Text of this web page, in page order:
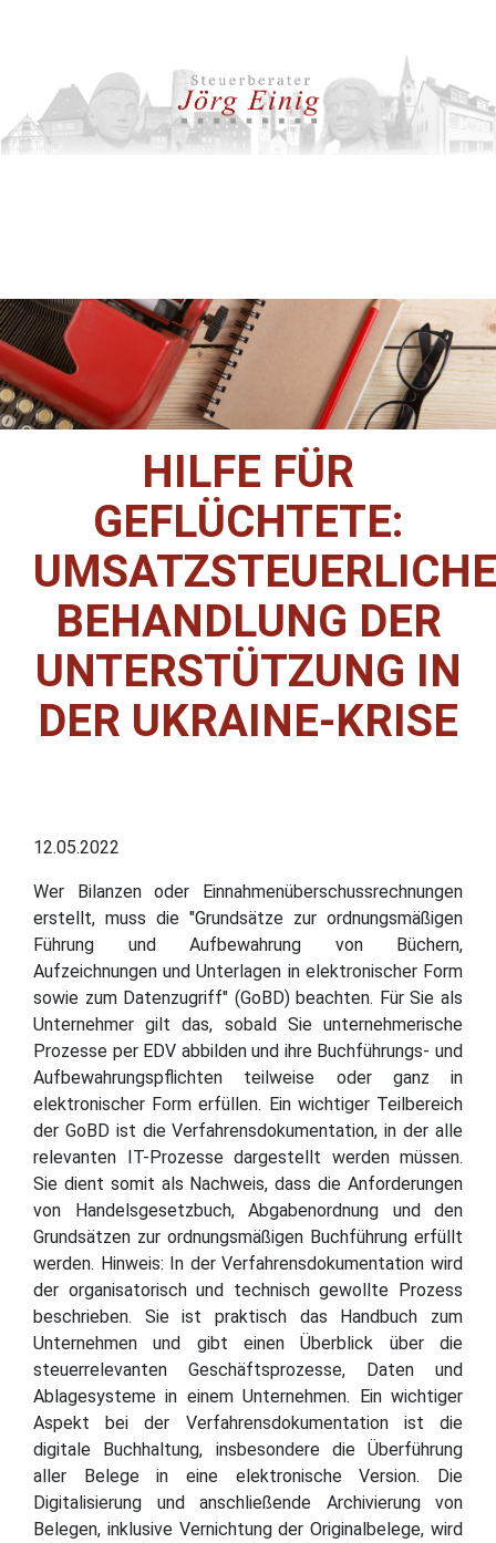
HILFE FÜR
GEFLÜCHTETE:
UMSATZSTEUERLICHE
BEHANDLUNG DER
UNTERSTÜTZUNG IN
DER UKRAINE-KRISE
12.05.2022
Wer Bilanzen oder Einnahmenüberschussrechnungen
erstellt, muss die "Grundsätze zur ordnungsmäßigen
Führung und Aufbewahrung von Büchern,
Aufzeichnungen und Unterlagen in elektronischer Form
sowie zum Datenzugriff" (GoBD) beachten. Für Sie als
Unternehmer gilt das, sobald Sie unternehmerische
Prozesse per EDV abbilden und ihre Buchführungs- und
Aufbewahrungspflichten teilweise oder ganz in
elektronischer Form erfüllen. Ein wichtiger Teilbereich
der GoBD ist die Verfahrensdokumentation, in der alle
relevanten IT-Prozesse dargestellt werden müssen.
Sie dient somit als Nachweis, dass die Anforderungen
von Handelsgesetzbuch, Abgabenordnung und den
Grundsätzen zur ordnungsmäßigen Buchführung erfüllt
werden. Hinweis: In der Verfahrensdokumentation wird
der organisatorisch und technisch gewollte Prozess
beschrieben. Sie ist praktisch das Handbuch zum
Unternehmen und gibt einen Überblick über die
steuerrelevanten Geschäftsprozesse, Daten und
Ablagesysteme in einem Unternehmen. Ein wichtiger
Aspekt bei der Verfahrensdokumentation ist die
digitale Buchhaltung, insbesondere die Überführung
aller Belege in eine elektronische Version. Die
Digitalisierung und anschließende Archivierung von
Belegen, inklusive Vernichtung der Originalbelege, wird